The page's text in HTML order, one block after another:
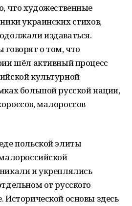
что художественные
украинских стихов,
издаваться.
о том, что
шёл активный процесс
культурной
большой русской нации,
малороссов
польской элиты
и укреплялись
от русского
Исторической основы здесь